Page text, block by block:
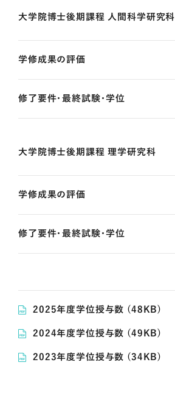
大学院博士後期課程 人間科学研究科
学修成果の評価
修了要件・最終試験・学位
大学院博士後期課程 理学研究科
学修成果の評価
修了要件・最終試験・学位
2025年度学位授与数 (48KB)
2024年度学位授与数 (49KB)
2023年度学位授与数 (34KB)